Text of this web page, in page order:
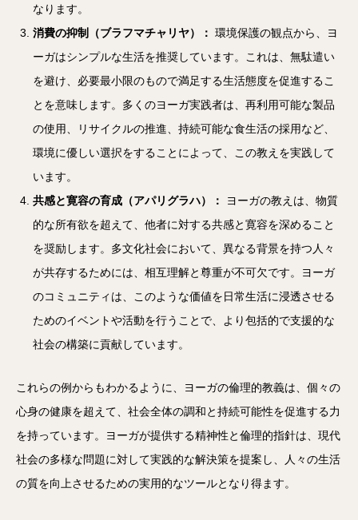
なります。
消費の抑制（ブラフマチャリヤ）： 環境保護の観点から、ヨ
ーガはシンプルな生活を推奨しています。これは、無駄遣い
を避け、必要最小限のもので満足する生活態度を促進するこ
とを意味します。多くのヨーガ実践者は、再利用可能な製品
の使用、リサイクルの推進、持続可能な食生活の採用など、
環境に優しい選択をすることによって、この教えを実践して
います。
共感と寛容の育成（アパリグラハ）：
ヨーガの教えは、物質
的な所有欲を超えて、他者に対する共感と寛容を深めること
を奨励します。多文化社会において、異なる背景を持つ人々
が共存するためには、相互理解と尊重が不可欠です。ヨーガ
のコミュニティは、このような価値を日常生活に浸透させる
ためのイベントや活動を行うことで、より包括的で支援的な
社会の構築に貢献しています。
これらの例からもわかるように、ヨーガの倫理的教義は、個々の
心身の健康を超えて、社会全体の調和と持続可能性を促進する力
を持っています。ヨーガが提供する精神性と倫理的指針は、現代
社会の多様な問題に対して実践的な解決策を提案し、人々の生活
の質を向上させるための実用的なツールとなり得ます。